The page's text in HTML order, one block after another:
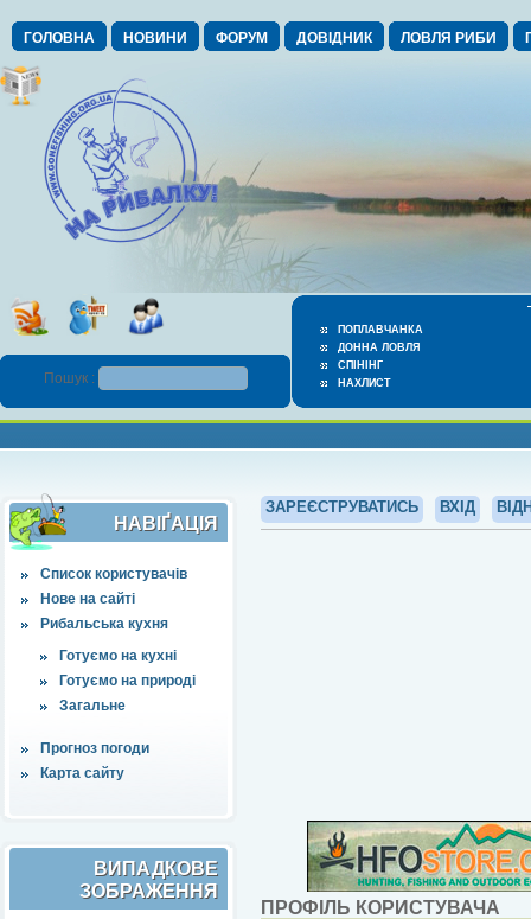
ГОЛОВНА НОВИНИ ФОРУМ ДОВІДНИК ЛОВЛЯ РИБИ
ПОПЛАВЧАНКА
ДОННА ЛОВЛЯ
СПІНІНГ
НАХЛИСТ
Пошук :
НАВІҐАЦІЯ
Список користувачів
Нове на сайті
Рибальська кухня
Готуємо на кухні
Готуємо на природі
Загальне
Прогноз погоди
Карта сайту
ВИПАДКОВЕ
ЗОБРАЖЕННЯ
ЗАРЕЄСТРУВАТИСЬ ВХІД
ПРОФІЛЬ КОРИСТУВАЧА